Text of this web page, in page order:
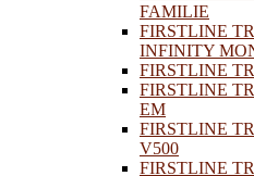
FAMILIE
FIRSTLINE
INFINITY
FIRSTLINE
FIRSTLINE
EM
FIRSTLINE
V500
FIRSTLINE